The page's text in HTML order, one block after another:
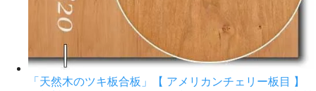
「天然木のツキ板合板」【 アメリカンチェリー板目 】